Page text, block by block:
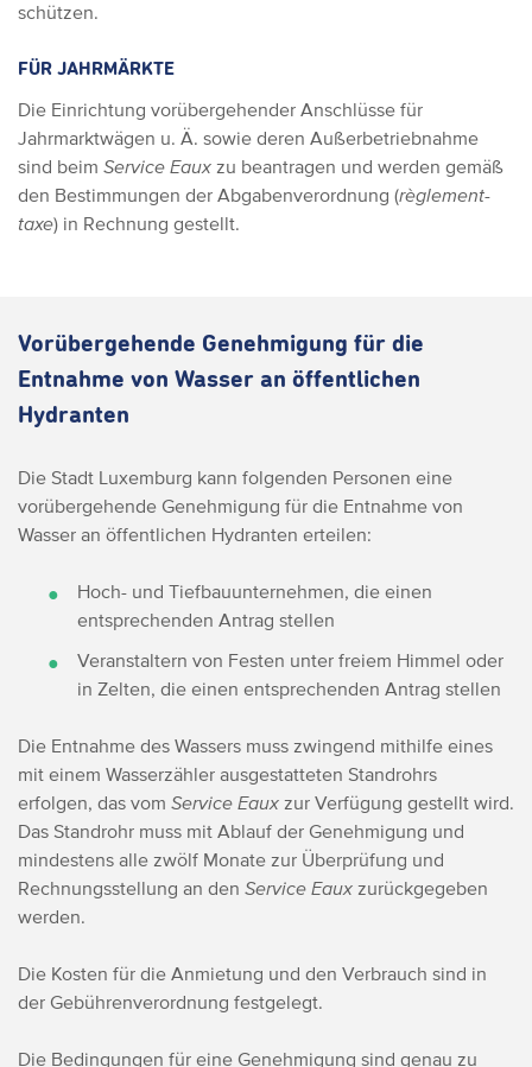
schützen.
FÜR JAHRMÄRKTE
Die Einrichtung vorübergehender Anschlüsse für
Jahrmarktwägen u. Ä. sowie deren Außerbetriebnahme
sind beim Service Eaux zu beantragen und werden gemäß
den Bestimmungen der Abgabenverordnung (règlement-
taxe) in Rechnung gestellt.
Vorübergehende Genehmigung für die
Entnahme von Wasser an öffentlichen
Hydranten
Die Stadt Luxemburg kann folgenden Personen eine
vorübergehende Genehmigung für die Entnahme von
Wasser an öffentlichen Hydranten erteilen:
Hoch- und Tiefbauunternehmen, die einen
entsprechenden Antrag stellen
Veranstaltern von Festen unter freiem Himmel oder
in Zelten, die einen entsprechenden Antrag stellen
Die Entnahme des Wassers muss zwingend mithilfe eines
mit einem Wasserzähler ausgestatteten Standrohrs
erfolgen, das vom Service Eaux zur Verfügung gestellt wird.
Das Standrohr muss mit Ablauf der Genehmigung und
mindestens alle zwölf Monate zur Überprüfung und
Rechnungsstellung an den Service Eaux zurückgegeben
werden.
Die Kosten für die Anmietung und den Verbrauch sind in
der Gebührenverordnung festgelegt.
Die Bedingungen für eine Genehmigung sind genau zu